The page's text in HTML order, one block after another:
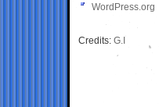
WordPress.org
Credits: G.I